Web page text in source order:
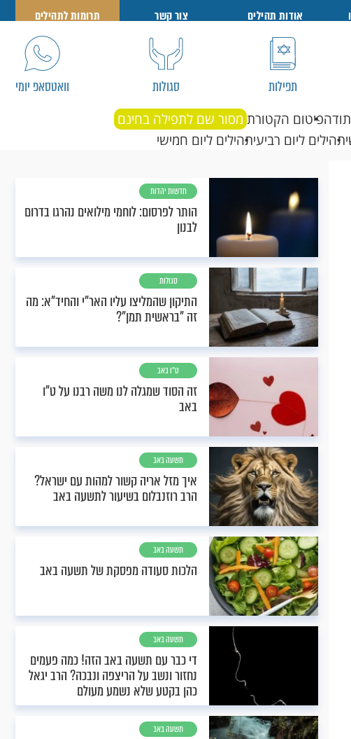
אודות תהילים צור קשר תרומות לתהילים
תפילות סגולות וואטסאפ יומי
פיטום הקטורת מסור שם לתפילה בחינם
תהילים ליום רביעיתהילים ליום חמישי
חדשות יהדות
הותר לפרסום: לוחמי מילואים נהרגו בדרום
לבנון
סגולות
התיקון שהמליצו עליו האר"י והחיד"א: מה
זה "בראשית תמן"?
ט"ו באב
זה הסוד שמגלה לנו משה רבנו על ט"ו
באב
תשעה באב
איך מזל אריה קשור למהות עם ישראל?
הרב רוזנבלום בשיעור לתשעה באב
תשעה באב
הלכות סעודה מפסקת של תשעה באב
תשעה באב
די כבר עם תשעה באב הזה! כמה פעמים
נחזור ונשב על הריצפה ונבכה? הרב יגאל
כהן בקטע שלא נשמע מעולם
תשעה באב